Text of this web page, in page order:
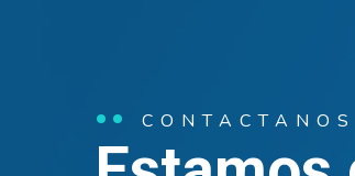
CONTACTANOS